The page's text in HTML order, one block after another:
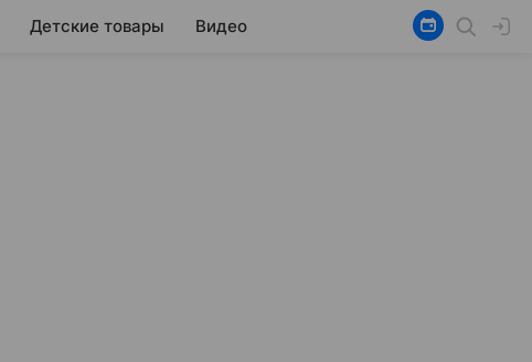
Детские товары Видео